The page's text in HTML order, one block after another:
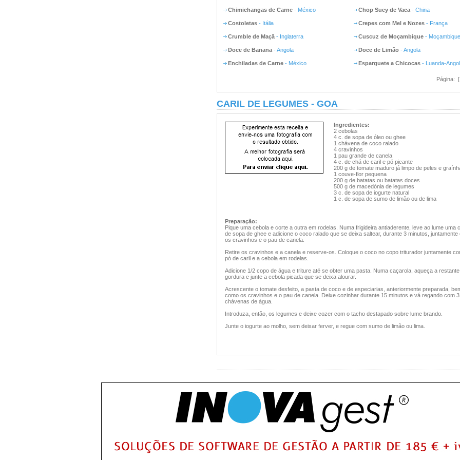
Chimichangas de Carne - México Chop Suey de Vaca - China
Costoletas - Itália Crepes com Mel e Nozes - França
Crumble de Maçã - Inglaterra Cuscuz de Moçambique - Moçambique
Doce de Banana - Angola Doce de Limão - Angola
Enchiladas de Carne - México Esparguete a Chicocas - Luanda-
Página:
CARIL DE LEGUMES - GOA
Ingredientes:
2 cebolas
4 c. de sopa de óleo ou ghee
1 chávena de coco ralado
4 cravinhos
1 pau grande de canela
4 c. de chá de caril e pó picante
200 g de tomate maduro já limpo de peles e
1 couve-flor pequena
200 g de batatas ou batatas doces
500 g de macedónia de legumes
3 c. de sopa de iogurte natural
1 c. de sopa de sumo de limão ou de lima
Preparação:
Pique uma cebola e corte a outra em rodelas. Numa frigideira antiaderente, leve ao lume uma
de sopa de ghee e adicione o coco ralado que se deixa saltear, durante 3 minutos, juntamente
os cravinhos e o pau de canela.
Retire os cravinhos e a canela e reserve-os. Coloque o coco no copo triturador juntamente
pó de caril e a cebola em rodelas.
Adicione 1/2 copo de água e triture até se obter uma pasta. Numa caçarola, aqueça a restante
gordura e junte a cebola picada que se deixa alourar.
Acrescente o tomate desfeito, a pasta de coco e de especiarias, anteriormente preparada,
como os cravinhos e o pau de canela. Deixe cozinhar durante 15 minutos e vá regando com 3
chávenas de água.
Introduza, então, os legumes e deixe cozer com o tacho destapado sobre lume brando.
Junte o iogurte ao molho, sem deixar ferver, e regue com sumo de limão ou lima.